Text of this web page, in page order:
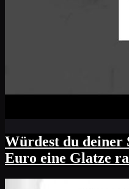
Würdest du deiner
Euro eine Glatze